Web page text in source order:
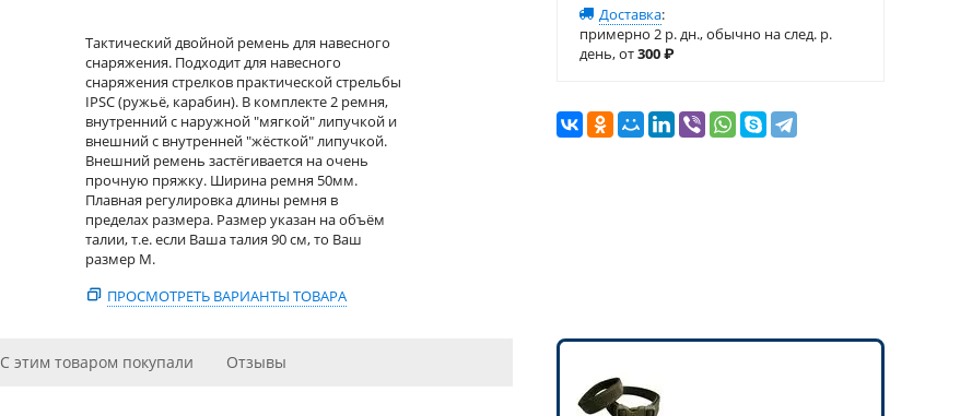
Тактический двойной ремень для навесного
снаряжения. Подходит для навесного
снаряжения стрелков практической стрельбы
IPSC (ружьё, карабин). В комплекте 2 ремня,
внутренний с наружной "мягкой" липучкой и
внешний с внутренней "жёсткой" липучкой.
Внешний ремень застёгивается на очень
прочную пряжку. Ширина ремня 50мм.
Плавная регулировка длины ремня в
пределах размера. Размер указан на объём
талии, т.е. если Ваша талия 90 см, то Ваш
размер M.
ПРОСМОТРЕТЬ ВАРИАНТЫ ТОВАРА
Доставка:
примерно 2 р. дн., обычно на след. р.
день, от300₽
С этим товаром покупали Отзывы